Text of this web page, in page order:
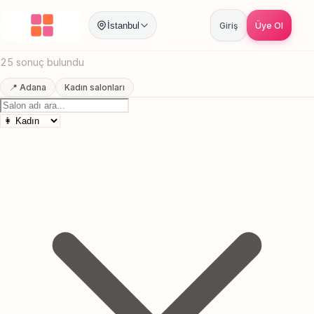
İstanbul Giriş Üye Ol
Anasayfa / / Kadin Sac Kesimi
Adana Kadin Sac Kesimi
25 sonuç bulundu
📍 Adana Kadın salonları
Canlı sonuçlar Online randevu